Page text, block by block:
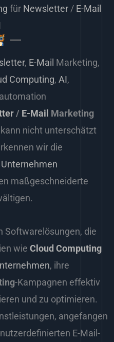
für Newsletter / E-Mail
, E-Mail Marketing,
Computing, AI,
/ E-Mail Marketing
kann nicht unterschätzt
wir die
Unternehmen
maßgeschneiderte
Softwarelösungen, die
wie Cloud Computing
, ihre
-Kampagnen effektiv
und zu optimieren.
angefangen
E-Mail-